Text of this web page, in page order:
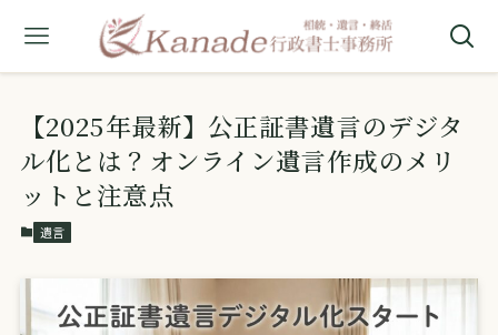
【2025年最新】公正証書遺言のデジタ
ル化とは？オンライン遺言作成のメリ
ットと注意点
遺言